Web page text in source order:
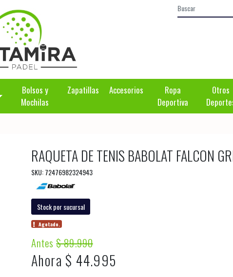
Bolsos y
Mochilas
Zapatillas Accesorios
Ropa
Deportiva
Otros
RAQUETA DE TENIS BABOLAT FALCON
SKU: 72476982324943
Stock por sucursal
Agotado.
Antes$ 89.990
Ahora $ 44.995